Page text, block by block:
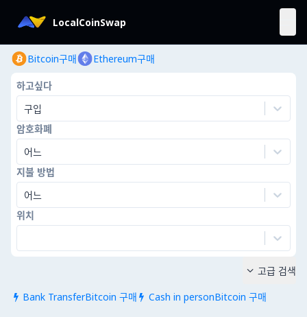
LocalCoinSwap
Bitcoin구매 Ethereum구매
하고싶다
구입
암호화폐
어느
지불 방법
어느
위치
 Bank TransferBitcoin 구매  Cash in personBitcoin 구매
 고급 검색